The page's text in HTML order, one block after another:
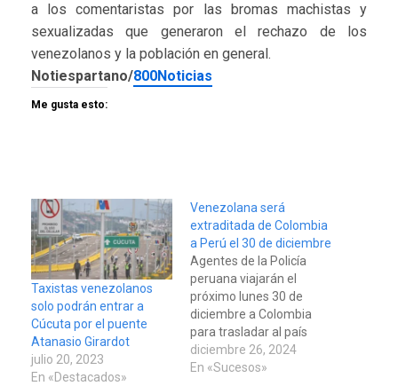
a los comentaristas por las bromas machistas y
sexualizadas que generaron el rechazo de los
venezolanos y la población en general.
Notiespartano/800Noticias
Me gusta esto:
Taxistas venezolanos
solo podrán entrar a
Cúcuta por el puente
Atanasio Girardot
julio 20, 2023
En «Destacados»
Venezolana será
extraditada de Colombia
a Perú el 30 de diciembre
Agentes de la Policía
peruana viajarán el
próximo lunes 30 de
diciembre a Colombia
para trasladar al país
andino a la venezolana
Wanda del Valle
diciembre 26, 2024
En «Sucesos»